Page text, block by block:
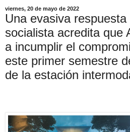
viernes, 20 de mayo de 2022
Una evasiva
socialista acredita que
a incumplir el
este primer semestre
de la estación